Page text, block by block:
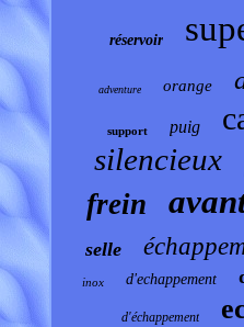
réservoir
adventure orange
support puig
silencieux
frein
selle
inox d'echappement
d'échappement